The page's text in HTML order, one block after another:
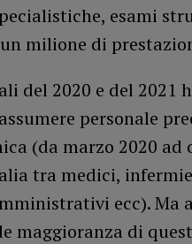
esami
milione di
del 2020 e del 2021
personale
(da marzo 2020
tra medici,
ecc). Ma
maggioranza di